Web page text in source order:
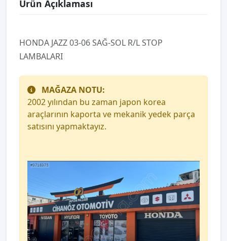
Ürün Açıklaması
HONDA JAZZ 03-06 SAĞ-SOL R/L STOP
LAMBALARI
MAĞAZA NOTU:
2002 yılından bu zaman japon korea
araçlarının kaporta ve mekanik yedek parça
satısını yapmaktayız.